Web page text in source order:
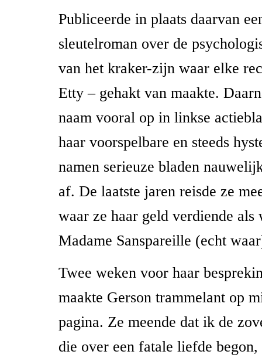
Publiceerde in plaats daarvan
sleutelroman over de
van het kraker-zijn waar elke
Etty – gehakt van maakte.
naam vooral op in linkse
haar voorspelbare en steeds
namen serieuze bladen
af. De laatste jaren reisde ze
waar ze haar geld verdiende als
Madame Sanspareille (echt
Twee weken voor haar
maakte Gerson trammelant op
pagina. Ze meende dat ik de
die over een fatale liefde